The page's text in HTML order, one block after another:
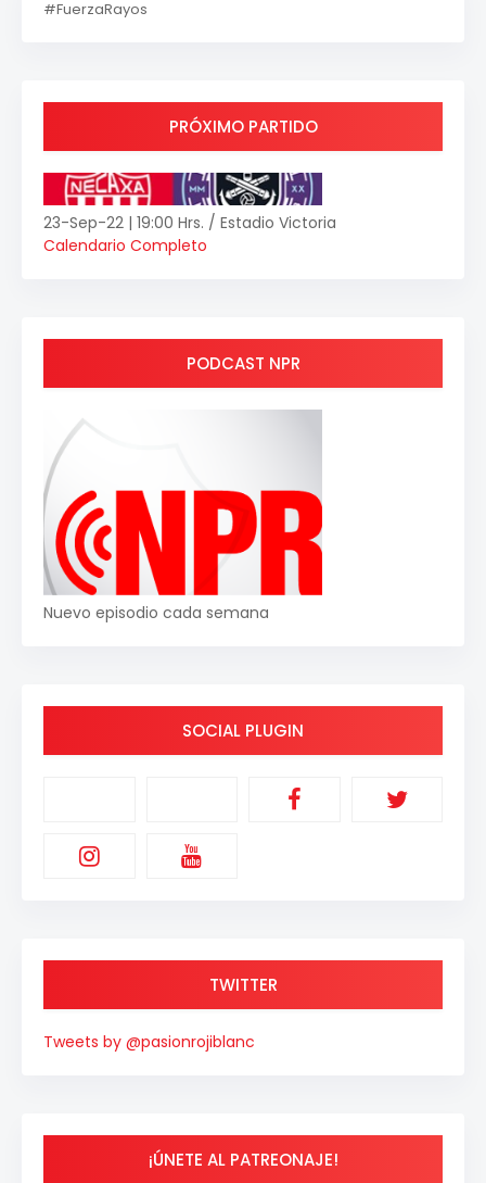
#FuerzaRayos
PRÓXIMO PARTIDO
23-Sep-22 | 19:00 Hrs. / Estadio Victoria
Calendario Completo
PODCAST NPR
Nuevo episodio cada semana
SOCIAL PLUGIN
TWITTER
Tweets by @pasionrojiblanc
¡ÚNETE AL PATREONAJE!